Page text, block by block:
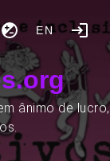
EN
ânimo de lucro,